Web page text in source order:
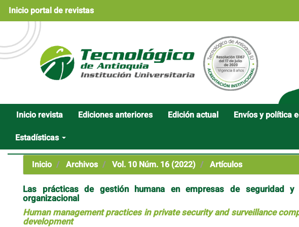
Navegación
principal
Contenido
principal
Barra
lateral
Inicio portal de revistas
Inicio revista Ediciones anteriores Edición actual Envíos y política
Estadísticas
Inicio
Archivos Vol. 10 Núm. 16 (2022) Artículos
Las prácticas de gestión humana en empresas de seguridad
organizacional
Human management practices in private security and surveillance
development